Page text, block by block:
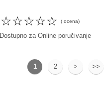
☆
☆
☆
☆
☆ ( ocena)
Dostupno za Online poručivanje
1 2 > >>